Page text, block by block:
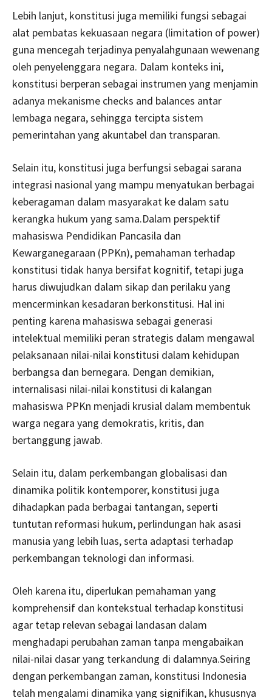
Lebih lanjut, konstitusi juga memiliki fungsi sebagai
alat pembatas kekuasaan negara (limitation of power)
guna mencegah terjadinya penyalahgunaan wewenang
oleh penyelenggara negara. Dalam konteks ini,
konstitusi berperan sebagai instrumen yang menjamin
adanya mekanisme checks and balances antar
lembaga negara, sehingga tercipta sistem
pemerintahan yang akuntabel dan transparan.
Selain itu, konstitusi juga berfungsi sebagai sarana
integrasi nasional yang mampu menyatukan berbagai
keberagaman dalam masyarakat ke dalam satu
kerangka hukum yang sama.Dalam perspektif
mahasiswa Pendidikan Pancasila dan
Kewarganegaraan (PPKn), pemahaman terhadap
konstitusi tidak hanya bersifat kognitif, tetapi juga
harus diwujudkan dalam sikap dan perilaku yang
mencerminkan kesadaran berkonstitusi. Hal ini
penting karena mahasiswa sebagai generasi
intelektual memiliki peran strategis dalam mengawal
pelaksanaan nilai-nilai konstitusi dalam kehidupan
berbangsa dan bernegara. Dengan demikian,
internalisasi nilai-nilai konstitusi di kalangan
mahasiswa PPKn menjadi krusial dalam membentuk
warga negara yang demokratis, kritis, dan
bertanggung jawab.
Selain itu, dalam perkembangan globalisasi dan
dinamika politik kontemporer, konstitusi juga
dihadapkan pada berbagai tantangan, seperti
tuntutan reformasi hukum, perlindungan hak asasi
manusia yang lebih luas, serta adaptasi terhadap
perkembangan teknologi dan informasi.
Oleh karena itu, diperlukan pemahaman yang
komprehensif dan kontekstual terhadap konstitusi
agar tetap relevan sebagai landasan dalam
menghadapi perubahan zaman tanpa mengabaikan
nilai-nilai dasar yang terkandung di dalamnya.Seiring
dengan perkembangan zaman, konstitusi Indonesia
telah mengalami dinamika yang signifikan, khususnya